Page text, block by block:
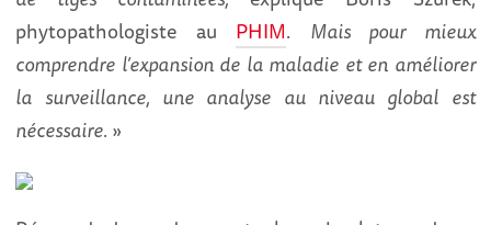
phytopathologiste au PHIM. Mais pour mieux
comprendre l’expansion de la maladie et en améliorer
la surveillance, une analyse au niveau global est
nécessaire. »